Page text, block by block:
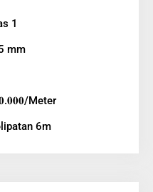
1
mm
Meter
6m